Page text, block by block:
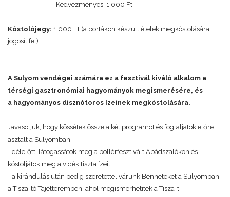
Kedvezményes: 1 000 Ft
Kóstolójegy: 1 000 Ft (a portákon készült ételek megkóstolására
jogosít fel)
A Sulyom vendégei számára ez a fesztivál kiváló alkalom a
térségi gasztronómiai hagyományok megismerésére, és
a hagyományos disznótoros ízeinek megkóstolására.
Javasoljuk, hogy kössétek össze a két programot és foglaljatok előre
asztalt a Sulyomban.
- délelőtti látogassátok meg a böllérfesztivált Abádszalókon és
kóstoljátok meg a vidék tiszta ízeit,
- a kirándulás után pedig szeretettel várunk Benneteket a Sulyomban,
a Tisza-tó Tájétteremben, ahol megismerhetitek a Tisza-t